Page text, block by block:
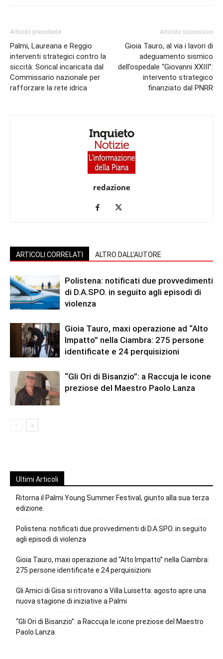
Articolo precedente
Palmi, Laureana e Reggio
interventi strategici contro la
siccità: Sorical incaricata dal
Commissario nazionale per
rafforzare la rete idrica
Articolo successivo
Gioia Tauro, al via i lavori di
adeguamento sismico
dell’ospedale “Giovanni XXIII”:
intervento strategico
finanziato dal PNRR
redazione
ARTICOLI CORRELATI ALTRO DALL'AUTORE
Polistena: notificati due provvedimenti
di D.A.SPO. in seguito agli episodi di
violenza
Gioia Tauro, maxi operazione ad “Alto
Impatto” nella Ciambra: 275 persone
identificate e 24 perquisizioni
“Gli Ori di Bisanzio”: a Raccuja le icone
preziose del Maestro Paolo Lanza
Ultimi Articoli
Ritorna il Palmi Young Summer Festival, giunto alla sua terza
edizione.
Polistena: notificati due provvedimenti di D.A.SPO. in seguito
agli episodi di violenza
Gioia Tauro, maxi operazione ad “Alto Impatto” nella Ciambra:
275 persone identificate e 24 perquisizioni
Gli Amici di Gisa si ritrovano a Villa Luisetta: agosto apre una
nuova stagione di iniziative a Palmi
“Gli Ori di Bisanzio”: a Raccuja le icone preziose del Maestro
Paolo Lanza